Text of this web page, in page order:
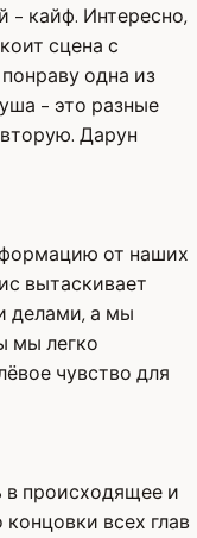
- кайф. Интересно,
сцена с
одна из
- это разные
Дарун
от наших
вытаскивает
делами, а мы
мы легко
чувство для
в происходящее и
всех глав